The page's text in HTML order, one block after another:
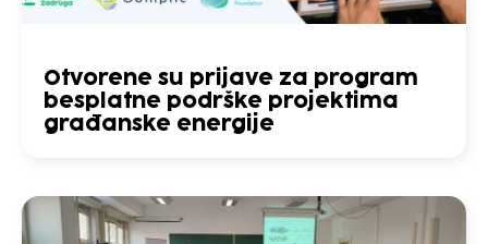
Otvorene su prijave za program
besplatne podrške projektima
građanske energije